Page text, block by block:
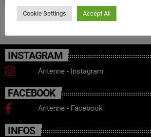
INSTAGRAM
Antenne - Instagram
FACEBOOK
Antenne - Facebook
INFOS
Cookie Settings Accept All